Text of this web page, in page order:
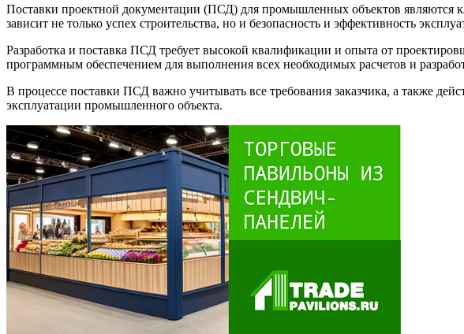
Поставки проектной документации (ПСД) для промышленных объектов являются
зависит не только успех строительства, но и безопасность и эффективность
Разработка и поставка ПСД требует высокой квалификации и опыта от
программным обеспечением для выполнения всех необходимых расчетов и
В процессе поставки ПСД важно учитывать все требования заказчика, а также
эксплуатации промышленного объекта.